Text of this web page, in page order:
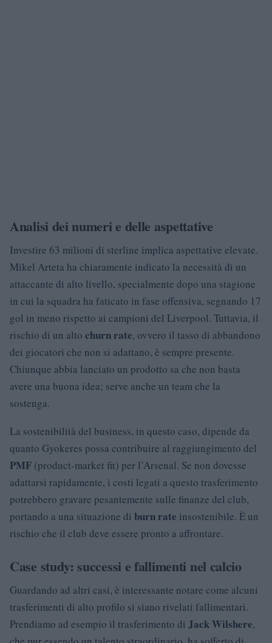
Analisi dei numeri e delle aspettative
Investire 63 milioni di sterline implica aspettative elevate.
Mikel Arteta ha chiaramente indicato la necessità di un
attaccante di alto livello, specialmente dopo una stagione
in cui la squadra ha faticato in fase offensiva, segnando 17
gol in meno rispetto ai campioni del Liverpool. Tuttavia, il
rischio di un alto churn rate, ovvero il tasso di abbandono
dei giocatori che non si adattano, è sempre presente.
Chiunque abbia lanciato un prodotto sa che non basta
avere una buona idea; serve anche un team che la
sostenga.
La sostenibilità del business, in questo caso, dipende da
quanto Gyokeres possa contribuire al raggiungimento del
PMF (product-market fit) per l’Arsenal. Se non dovesse
adattarsi rapidamente, i costi legati a questo trasferimento
potrebbero gravare pesantemente sulle finanze del club,
portando a una situazione di burn rate insostenibile. È un
rischio che il club deve essere pronto a affrontare.
Case study: successi e fallimenti nel calcio
Guardando ad altri casi, è interessante notare come alcuni
trasferimenti di alto profilo si siano rivelati fallimentari.
Prendiamo ad esempio il trasferimento di Jack Wilshere,